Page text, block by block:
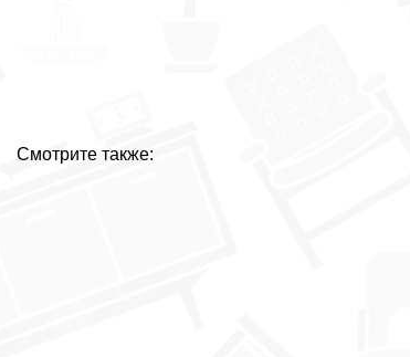
Смотрите также: